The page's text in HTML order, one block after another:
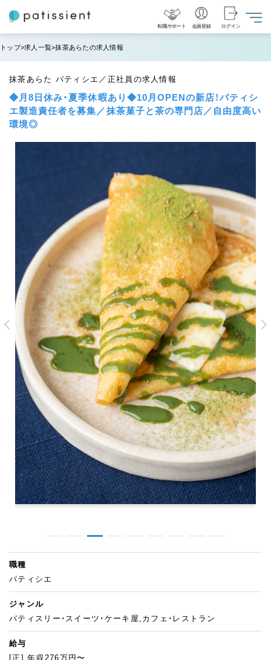
転職サポート 会員登録 ログイン
トップ 求人一覧 抹茶あらたの求人情報
抹茶あらた パティシエ／正社員の求人情報
◆月8日休み・夏季休暇あり◆10月OPENの新店！パティシ
エ製造責任者を募集／抹茶菓子と茶の専門店／自由度高い
環境◎
職種
パティシエ
ジャンル
パティスリー・スイーツ・ケーキ屋,カフェ・レストラン
給与
[正] 年収276万円〜